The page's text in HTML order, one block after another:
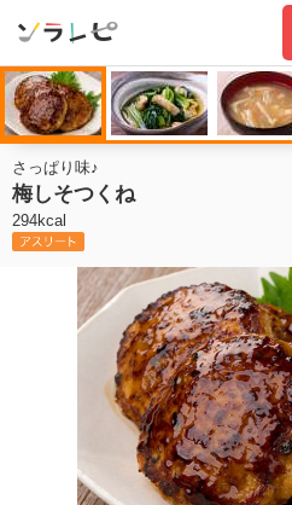
さっぱり味♪
梅しそつくね
294kcal